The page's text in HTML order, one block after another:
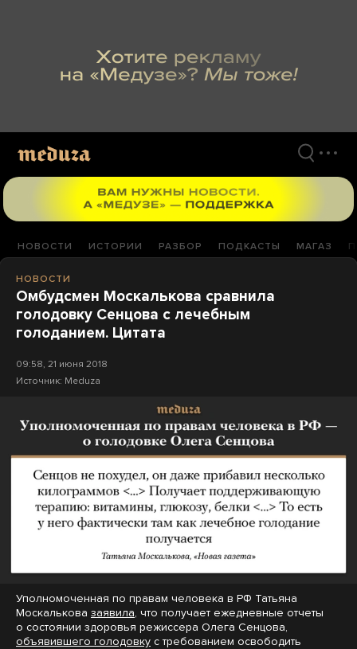
НОВОСТИ ИСТОРИИ РАЗБОР ПОДКАСТЫ МАГАЗ
НОВОСТИ
Омбудсмен Москалькова сравнила
голодовку Сенцова с лечебным
голоданием. Цитата
09:58, 21 июня 2018
Источник: Meduza
Уполномоченная по правам человека в РФ Татьяна
Москалькова заявила, что получает ежедневные отчеты
о состоянии здоровья режиссера Олега Сенцова,
объявившего голодовку с требованием освободить